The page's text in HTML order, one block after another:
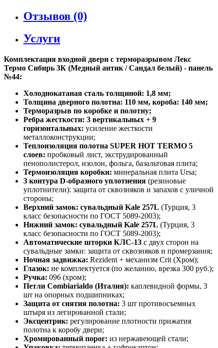
Отзывов (0)
Услуги
Комплектация входной двери с терморазрывом Лекс
Термо Сибирь 3К (Медный антик / Сандал белый) - панель
№44:
Холоднокатаная сталь толщиной: 1,8 мм;
Толщина дверного полотна: 110 мм, короба: 140 мм;
Терморазрыв по коробке и полотну;
Ребра жесткости: 3 вертикальных + 9
горизонтальных: усиление жесткости
металлоконструкции;
Теплоизоляция полотна SUPER НОТ ТЕRМО 5
слоев: пробковый лист, экструдированный
пенополистерол, изолон, фольга, базальтовая плита;
Термоизоляция коробки: минеральная плита Ursa;
3 контура D-образного уплотнения (резиновые
уплотнители): защита от сквозняков и запахов с уличной
стороны;
Верхний замок: сувальдный Kale 257L (Турция, 3
класс безопасности по ГОСТ 5089-2003);
Нижний замок: сувальдный Kale 257L (Турция, 3
класс безопасности по ГОСТ 5089-2003);
Автоматические шторки КЛС-13 с двух сторон на
сувальдные замки: защита от сквозняков и промерзания;
Ночная задвижка: Rezident + механизм Crit (Хром);
Глазок: не комплектуется (по желанию, врезка 300 руб.);
Ручка: 096 (хром);
Петли Combiarialdo (Италия): каплевидной формы, 3
шт на опорных подшипниках;
Защита от снятия полотна: 3 шт противосъемных
штыря из легированной стали;
Эксцентрик: регулирование плотности прижатия
полотна к коробу двери;
Хромированный порог: из нержавеющей стали;